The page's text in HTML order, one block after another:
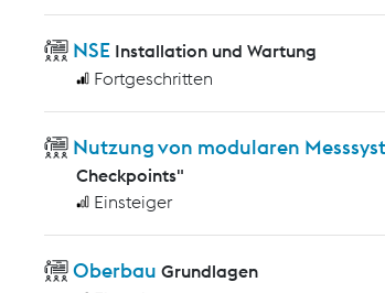
NSE Installation und Wartung
Fortgeschritten
Nutzung von modularen
Checkpoints"
Einsteiger
Oberbau Grundlagen